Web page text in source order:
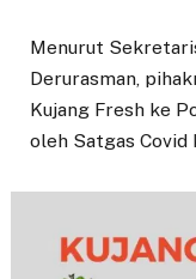
Menurut
Derurasman,
Kujang Fresh ke
oleh Satgas Covid